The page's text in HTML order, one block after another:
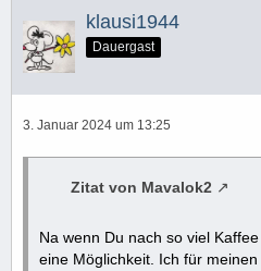
klausi1944
Dauergast
3. Januar 2024 um 13:25
Zitat von Mavalok2
Na wenn Du nach so viel
eine Möglichkeit. Ich für